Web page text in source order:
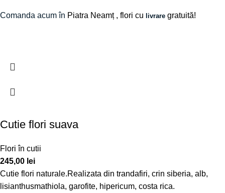
Comanda acum în Piatra Neamț, flori cu livrare gratuită!
Cutie flori suava
Flori în cutii
245,00 lei
Cutie flori naturale.Realizata din trandafiri, crin siberia, alb,
lisianthusmathiola, garofite, hipericum, costa rica.